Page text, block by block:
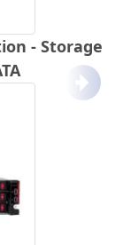
- Storage